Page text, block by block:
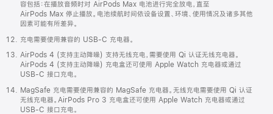
容包括：在播放音频时对 AirPods Max 电池进行完全放电，直至
AirPods Max 停止播放。电池续航时间依设备设置、环境、使用情况及诸多其他
因素可能有所差异。
充电需要使用兼容的 USB-C 充电器。
AirPods 4 (支持主动降噪) 支持无线充电，需要使用 Qi 认证无线充电器。
AirPods 4 (支持主动降噪) 充电盒还可使用 Apple Watch 充电器或通过
USB-C 接口充电。
MagSafe 充电需要使用兼容的 MagSafe 充电器。无线充电需要使用 Qi 认证
无线充电器。AirPods Pro 3 充电盒还可使用 Apple Watch 充电器或通过
USB-C 接口充电。